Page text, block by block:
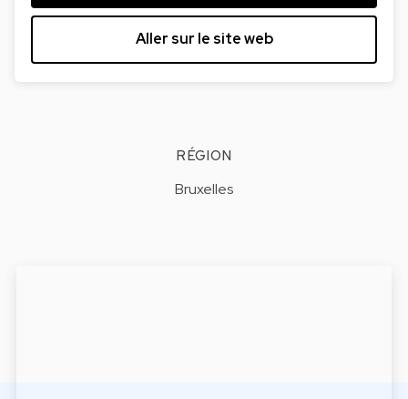
Aller sur le site web
RÉGION
Bruxelles